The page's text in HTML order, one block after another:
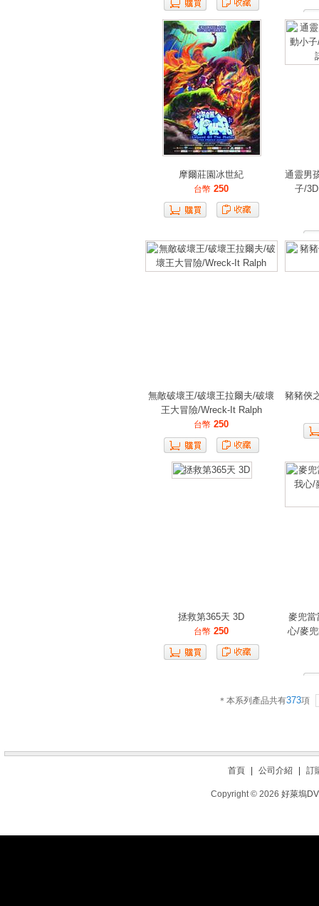
摩爾莊園冰世紀
台幣 250
通靈男
子/
無敵破壞王/破壞王拉爾夫/破壞
王大冒險/Wreck-It Ralph
台幣 250
豬豬俠
拯救第365天 3D
台幣 250
麥兜當
心/麥
＊本系列產品共有373項
首頁 公司介紹 訂
Copyright © 2026 好萊塢